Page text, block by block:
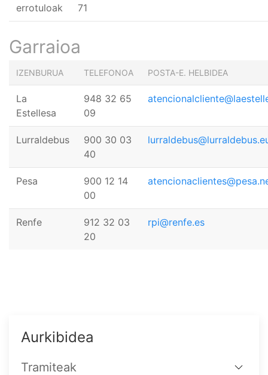
errotuloak
71
Garraioa
IZENBURUA TELEFONOA POSTA-E. HELBIDEA
La
Estellesa
948 32 65
09
Lurraldebus
900 30 03
40
Pesa
900 12 14
00
Renfe
912 32 03
20
rpi@renfe.es
Aurkibidea
Tramiteak